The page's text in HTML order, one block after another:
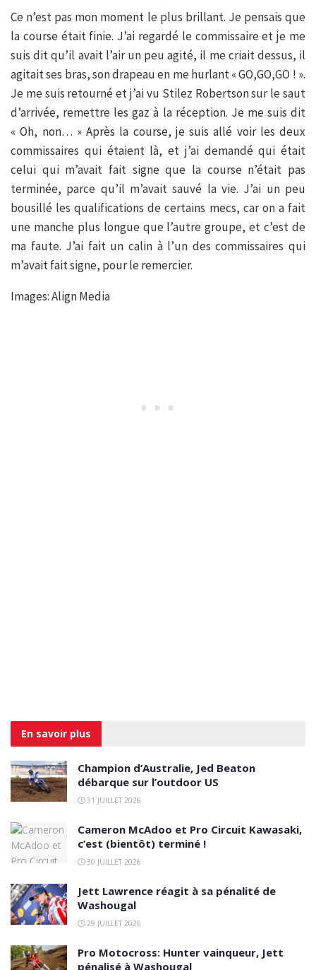
Ce n’est pas mon moment le plus brillant. Je pensais que
la course était finie. J’ai regardé le commissaire et je me
suis dit qu’il avait l’air un peu agité, il me criait dessus, il
agitait ses bras, son drapeau en me hurlant « GO,GO,GO ! ».
Je me suis retourné et j’ai vu Stilez Robertson sur le saut
d’arrivée, remettre les gaz à la réception. Je me suis dit
« Oh, non… » Après la course, je suis allé voir les deux
commissaires qui étaient là, et j’ai demandé qui était
celui qui m’avait fait signe que la course n’était pas
terminée, parce qu’il m’avait sauvé la vie. J’ai un peu
bousillé les qualifications de certains mecs, car on a fait
une manche plus longue que l’autre groupe, et c’est de
ma faute. J’ai fait un calin à l’un des commissaires qui
m’avait fait signe, pour le remercier.
Images: Align Media
En savoir plus
Champion d’Australie, Jed Beaton
débarque sur l’outdoor US
31 JUILLET 2026
Cameron McAdoo et Pro Circuit Kawasaki,
c’est (bientôt) terminé !
30 JUILLET 2026
Jett Lawrence réagit à sa pénalité de
Washougal
29 JUILLET 2026
Pro Motocross: Hunter vainqueur, Jett
pénalisé à Washougal